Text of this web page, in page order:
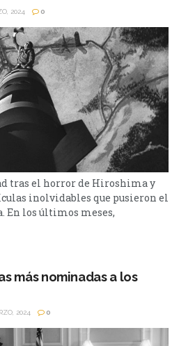
2024 0
tras el horror de Hiroshima y
inolvidables que pusieron el
En los últimos meses,
interés por la historia de J.
desarrollo de la bomba atómica.
más nominadas a los
2024 0